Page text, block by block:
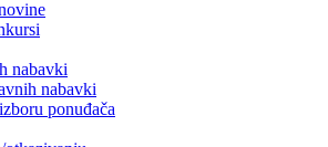
nabavki
nabavki
ponuđača